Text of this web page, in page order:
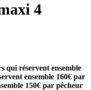
4
qui réservent ensemble
ensemble 160€ par
150€ par pêcheur